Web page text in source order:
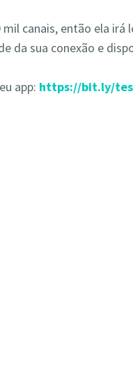
canais, então ela irá
da sua conexão e
app: https://bit.ly/